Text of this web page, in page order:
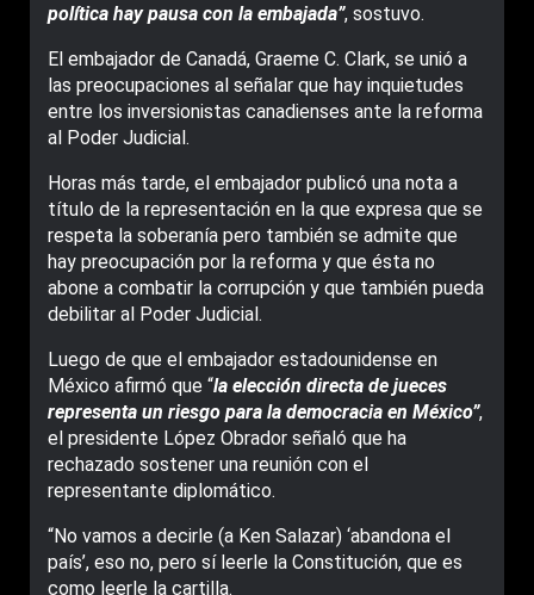
política hay pausa con la embajada”, sostuvo.
El embajador de Canadá, Graeme C. Clark, se unió a
las preocupaciones al señalar que hay inquietudes
entre los inversionistas canadienses ante la reforma
al Poder Judicial.
Horas más tarde, el embajador publicó una nota a
título de la representación en la que expresa que se
respeta la soberanía pero también se admite que
hay preocupación por la reforma y que ésta no
abone a combatir la corrupción y que también pueda
debilitar al Poder Judicial.
Luego de que el embajador estadounidense en
México afirmó que “la elección directa de jueces
representa un riesgo para la democracia en México”,
el presidente López Obrador señaló que ha
rechazado sostener una reunión con el
representante diplomático.
“No vamos a decirle (a Ken Salazar) ‘abandona el
país’, eso no, pero sí leerle la Constitución, que es
como leerle la cartilla.